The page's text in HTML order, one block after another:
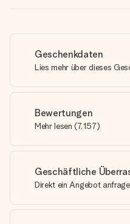
Geschenkdaten
Lies mehr über dieses
Bewertungen
Mehr lesen (7,157)
Geschäftliche
Direkt ein Angebot